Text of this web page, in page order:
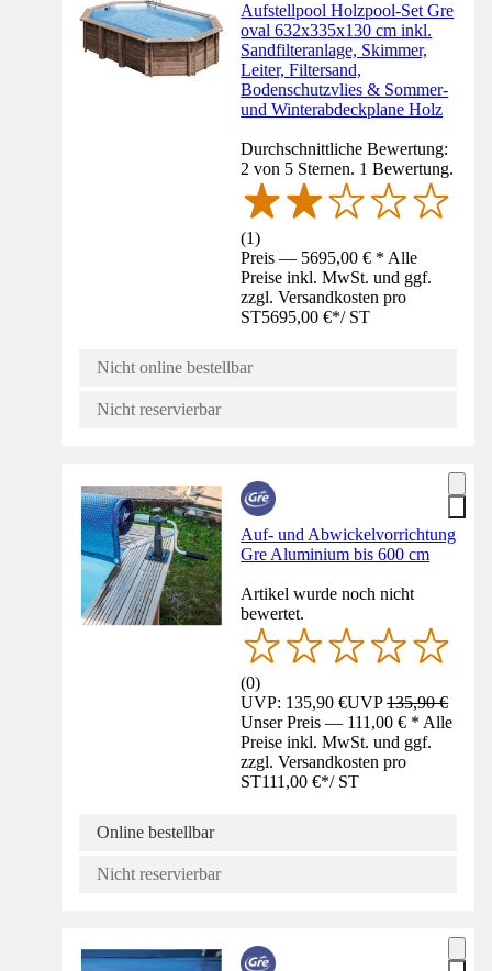
Aufstellpool Holzpool-Set Gre
oval 632x335x130 cm inkl.
Sandfilteranlage, Skimmer,
Leiter, Filtersand,
Bodenschutzvlies & Sommer-
und Winterabdeckplane Holz
Durchschnittliche Bewertung:
2 von 5 Sternen. 1 Bewertung.
(1)
Preis — 5695,00 € * Alle
Preise inkl. MwSt. und ggf.
zzgl. Versandkosten pro
ST5695,00 €*/ ST
Nicht online bestellbar
Nicht reservierbar
Auf- und Abwickelvorrichtung
Gre Aluminium bis 600 cm
Artikel wurde noch nicht
bewertet.
(0)
UVP: 135,90 €UVP135,90 €
Unser Preis — 111,00 € * Alle
Preise inkl. MwSt. und ggf.
zzgl. Versandkosten pro
ST111,00 €*/ ST
Online bestellbar
Nicht reservierbar